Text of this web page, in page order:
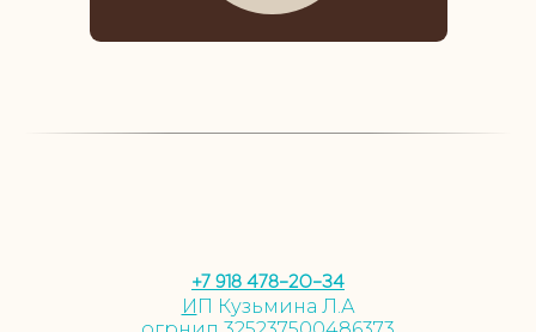
+7 918 478-20-34
И П Кузьмина Л.А